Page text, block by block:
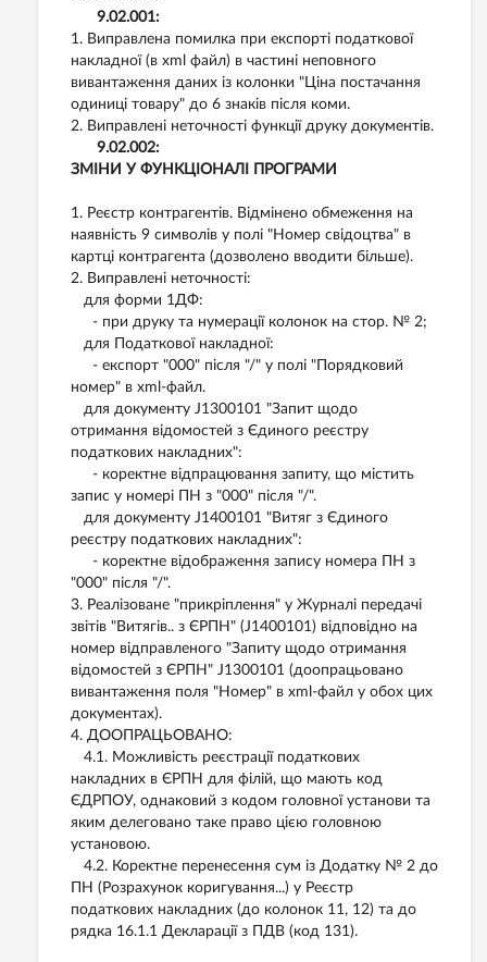
9.02.001:
1. Виправлена помилка при експорті податкової
накладної (в xml файл) в частині неповного
вивантаження даних із колонки "Ціна постачання
одиниці товару" до 6 знаків після коми.
2. Виправлені неточності функції друку документів.
9.02.002:
ЗМІНИ У ФУНКЦІОНАЛІ ПРОГРАМИ
1. Реєстр контрагентів. Відмінено обмеження на
наявність 9 символів у полі "Номер свідоцтва" в
картці контрагента (дозволено вводити більше).
2. Виправлені неточності:
для форми 1ДФ:
- при друку та нумерації колонок на стор. № 2;
для Податкової накладної:
- експорт "000" після "/" у полі "Порядковий
номер" в xml-файл.
для документу J1300101 "Запит щодо
отримання відомостей з Єдиного реєстру
податкових накладних":
- коректне відпрацювання запиту, що містить
запис у номері ПН з "000" після "/".
для документу J1400101 "Витяг з Єдиного
реєстру податкових накладних":
- коректне відображення запису номера ПН з
"000" після "/".
3. Реалізоване "прикріплення" у Журналі передачі
звітів "Витягів.. з ЄРПН" (J1400101) відповідно на
номер відправленого "Запиту щодо отримання
відомостей з ЄРПН" J1300101 (доопрацьовано
вивантаження поля "Номер" в xml-файл у обох цих
документах).
4. ДООПРАЦЬОВАНО:
4.1. Можливість реєстрації податкових
накладних в ЄРПН для філій, що мають код
ЄДРПОУ, однаковий з кодом головної установи та
яким делеговано таке право цією головною
установою.
4.2. Коректне перенесення сум із Додатку № 2 до
ПН (Розрахунок коригування...) у Реєстр
податкових накладних (до колонок 11, 12) та до
рядка 16.1.1 Декларації з ПДВ (код 131).